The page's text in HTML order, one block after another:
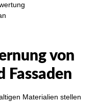
von
Fassaden
Materialien stellen